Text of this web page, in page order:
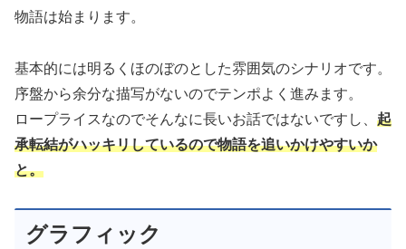
物語は始まります。
基本的には明るくほのぼのとした雰囲気のシナリオです。
序盤から余分な描写がないのでテンポよく進みます。
ロープライスなのでそんなに長いお話ではないですし、 起
承転結がハッキリしているので物語を追いかけやすいか
と。
グラフィック